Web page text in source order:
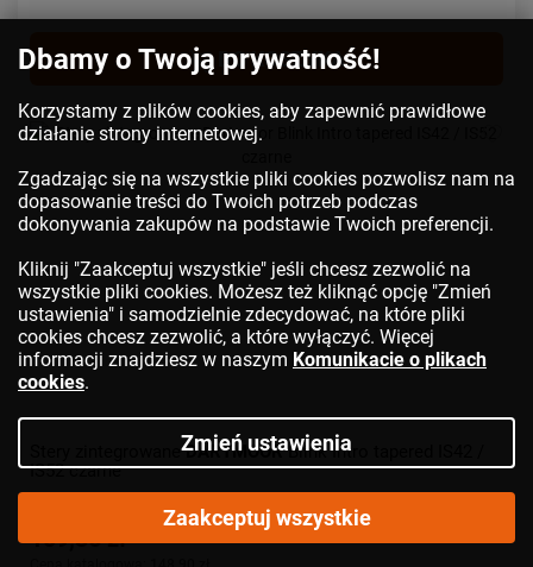
DO KOSZYKA
Stery zintegrowaneDARTMOORBlink Intro tapered IS42 /
IS52 czarne
109,36 zł
Dbamy o Twoją prywatność!
Korzystamy z plików cookies, aby zapewnić prawidłowe
działanie strony internetowej.
Zgadzając się na wszystkie pliki cookies pozwolisz nam na
dopasowanie treści do Twoich potrzeb podczas
dokonywania zakupów na podstawie Twoich preferencji.
Kliknij "Zaakceptuj wszystkie" jeśli chcesz zezwolić na
wszystkie pliki cookies. Możesz też kliknąć opcję "Zmień
ustawienia" i samodzielnie zdecydować, na które pliki
cookies chcesz zezwolić, a które wyłączyć. Więcej
informacji znajdziesz w naszym Komunikacie o plikach
cookies.
Zmień ustawienia
Zaakceptuj wszystkie